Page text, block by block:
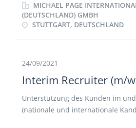
MICHAEL PAGE
(DEUTSCHLAND) GMBH
STUTTGART, DEUTSCHLAND
24/09/2021
Interim Recruiter (m/
Unterstützung des Kunden im
(nationale und internationale